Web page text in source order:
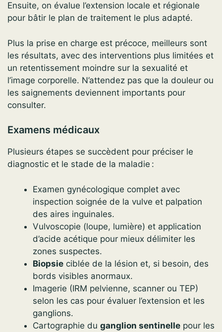
Ensuite, on évalue l’extension locale et régionale
pour bâtir le plan de traitement le plus adapté.
Plus la prise en charge est précoce, meilleurs sont
les résultats, avec des interventions plus limitées et
un retentissement moindre sur la sexualité et
l’image corporelle. N’attendez pas que la douleur ou
les saignements deviennent importants pour
consulter.
Examens médicaux
Plusieurs étapes se succèdent pour préciser le
diagnostic et le stade de la maladie :
Examen gynécologique complet avec
inspection soignée de la vulve et palpation
des aires inguinales.
Vulvoscopie (loupe, lumière) et application
d’acide acétique pour mieux délimiter les
zones suspectes.
Biopsie ciblée de la lésion et, si besoin, des
bords visibles anormaux.
Imagerie (IRM pelvienne, scanner ou TEP)
selon les cas pour évaluer l’extension et les
ganglions.
Cartographie du ganglion sentinelle pour les